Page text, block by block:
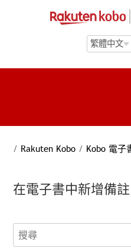
/ Rakuten Kobo / Kobo 電子
在電子書中新增備註
搜尋